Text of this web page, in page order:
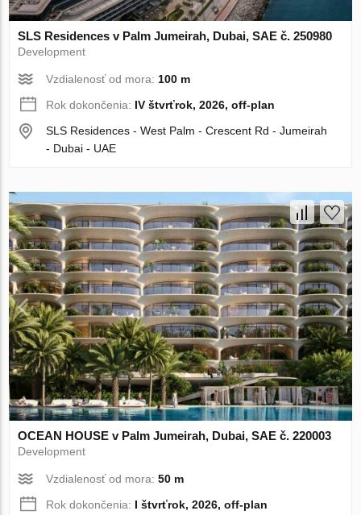
SLS Residences v Palm Jumeirah, Dubai, SAE č. 250980
Development
Vzdialenosť od mora: 100 m
Rok dokončenia: IV štvrťrok, 2026, off-plan
SLS Residences - West Palm - Crescent Rd - Jumeirah
- Dubai - UAE
OCEAN HOUSE v Palm Jumeirah, Dubai, SAE č. 220003
Development
Vzdialenosť od mora:50 m
Rok dokončenia: I štvrťrok, 2026, off-plan